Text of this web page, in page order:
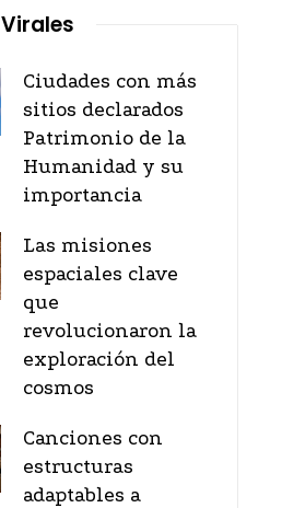
Virales
Ciudades con más
sitios declarados
Patrimonio de la
Humanidad y su
importancia
Las misiones
espaciales clave
que
revolucionaron la
exploración del
cosmos
Canciones con
estructuras
adaptables a